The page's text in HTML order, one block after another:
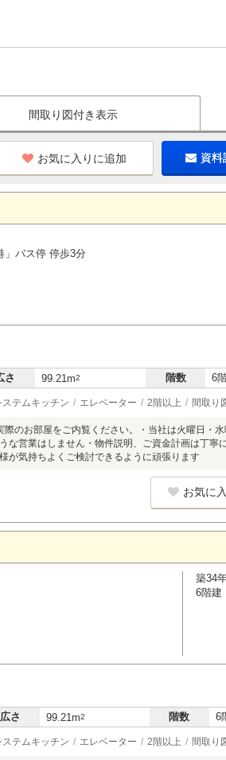
間取り図付き表示
お気に入りに追加 資料
」バス停 停歩3分
さ 99.21m2 階数 6
ステムキッチン エレベーター 2階以上 間取り
際のお部屋をご内覧ください。・当社は火曜日・
な営業はしません・物件説明、ご資金計画は丁
が気持ちよくご検討できるように頑張ります
お気に
築34
6階建
広さ 99.21m2 階数 6
ステムキッチン エレベーター 2階以上 間取り